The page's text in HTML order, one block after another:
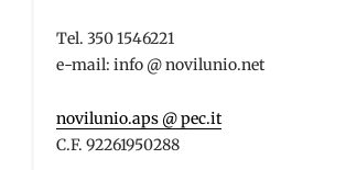
Tel. 350 1546221
e-mail: info @ novilunio.net
novilunio.aps @ pec.it
C.F. 92261950288